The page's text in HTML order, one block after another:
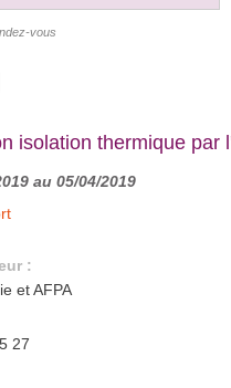
RENOVE (3 jours)
vous
isolation thermique par
au 05/04/2019
:
et AFPA
27